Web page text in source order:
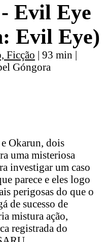
Evil Eye
Evil Eye)
Ficção | 93 min |
Góngora
Okarun, dois
uma misteriosa
investigar um caso
parece e eles logo
perigosas do que o
de sucesso de
mistura ação,
registrada do